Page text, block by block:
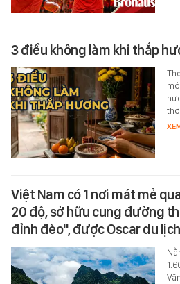
3 điều không làm khi thắp
Việt Nam có 1 nơi mát mẻ
20 độ, sở hữu cung đường
đỉnh đèo", được Oscar du